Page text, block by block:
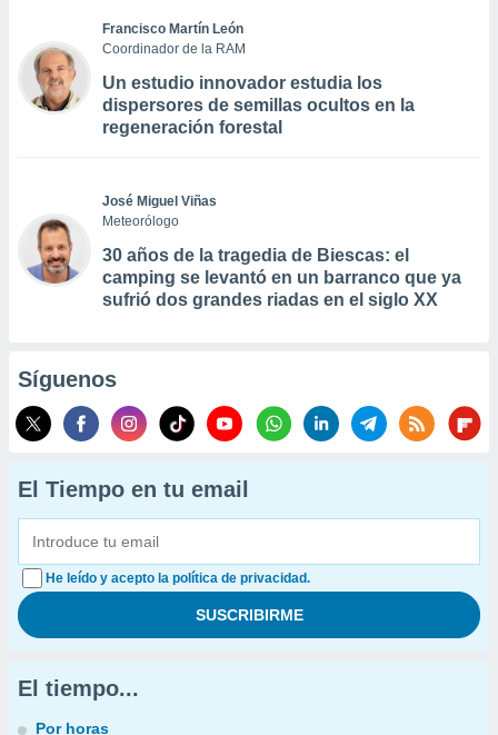
Francisco Martín León
Coordinador de la RAM
Un estudio innovador estudia los
dispersores de semillas ocultos en la
regeneración forestal
José Miguel Viñas
Meteorólogo
30 años de la tragedia de Biescas: el
camping se levantó en un barranco que ya
sufrió dos grandes riadas en el siglo XX
Síguenos
El Tiempo en tu email
He leído y acepto la política de privacidad.
El tiempo...
Por horas